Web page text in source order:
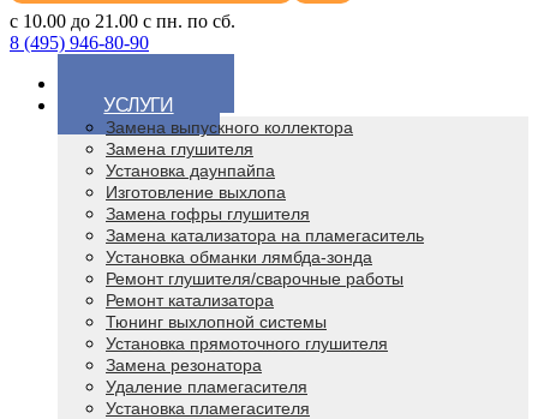
с 10.00 до 21.00 с пн. по сб.
8 (495) 946-80-90
УСЛУГИ
Замена выпускного коллектора
Замена глушителя
Установка даунпайпа
Изготовление выхлопа
Замена гофры глушителя
Замена катализатора на пламегаситель
Установка обманки лямбда-зонда
Ремонт глушителя/сварочные работы
Ремонт катализатора
Тюнинг выхлопной системы
Установка прямоточного глушителя
Замена резонатора
Удаление пламегасителя
Установка пламегасителя